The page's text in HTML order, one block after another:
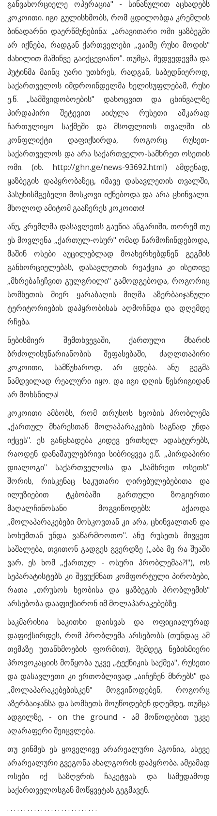
განვახორციელე ოპერაცია" - სინანულით აცხადებს
კოკოითი. იგი გულისხმობს, რომ ცდილობდა კრემლის
ბინადარნი დაერწმუნებინა: „არავითარი ომი ყაზბეგში
არ იქნება, რადგან ქართველები „ვაიმე რუსი მოდის"
ძახილით მაშინვე გაიქცევიანო". თუმცა, მედვედევმა და
პუტინმა მაინც უარი უთხრეს, რადგან, საბედნიეროდ,
საქართველოს იმდროინდელმა ხელისუფლებამ, რუსი
ე.წ. „სამშვიდობოების" დახოცვით და ცხინვალზე
პირდაპირი შეტევით აიძულა რუსეთი აშკარად
ჩართულიყო საქმეში და მსოფლიოს თვალში ის
კონფლიქტი დაფიქსირდა, როგორც რუსეთ-
საქართველოს და არა საქართველო-სამხრეთ ოსეთის
ომი. (იხ. http://ghn.ge/news-93692.html) ამდენად,
ყაზბეგის დაპყრობაზეც, იმავე დასავლეთის თვალში,
პასუხისმგებელი მოსკოვი იქნებოდა და არა ცხინვალი.
მხოლოდ ამიტომ გააჩერეს კოკოითი!
ანუ, კრემლმა დასავლეთს გაუწია ანგარიში, თორემ თუ
ეს მოვლენა „ქართულ-ოსურ" ომად წარმოჩინდებოდა,
მაშინ ოსები აუცილებლად მოახერხებდნენ გეგმის
განხორციელებას, დასავლეთის რეაქცია კი ისეთივე
„მხრებაჩეჩვით გულგრილი" გამოდგებოდა, როგორიც
სომხეთის მიერ ყარაბაღის მიღმა აზერბაიჯანული
ტერიტორიების დაპყრობისას აღმოჩნდა და დღემდე
რჩება.
ნებისმიერ შემთხვევაში, ქართული მხარის
ბრძოლისუნარიანობის შეფასებაში, ძაღლთაპირი
კოკოითი, სამწუხაროდ, არ ცდება. ანუ გეგმა
ნამდვილად რეალური იყო. და იგი დღის წესრიგიდან
არ მოხსნილა!
კოკოითი ამბობს, რომ თრუსოს ხეობის პრობლემა
„ქართულ მხარესთან მოლაპარაკების საგნად უნდა
იქცეს". ეს განცხადება კიდევ ერთხელ ადასტურებს,
რაოდენ დანაშაულებრივი სიბრიყვეა ე.წ. „პირდაპირი
დიალოგი" საქართველოსა და „სამხრეთ ოსეთს"
შორის, რისკენაც საკუთარი ღირებულებებითა და
ილუზიებით ტკბობაში გართული ზოგიერთი
მაღალჩინოსანი მოგვიწოდებს: აქაოდა
„მოლაპარაკებები მოსკოვთან კი არა, ცხინვალთან და
სოხუმთან უნდა ვაწარმოოთო". ანუ რუსეთს მივცეთ
საშალება, თვითონ გადგეს გვერდზე („აბა მე რა შუაში
ვარ, ეს ხომ „ქართულ - ოსური პრობლემაა?!"), ოს
სეპარატისტებს კი შევუქმნათ კომფორტული პირობები,
რათა „თრუსოს ხეობისა და ყაზბეგის პრობლემის"
არსებობა დააფიქსირონ იმ მოლაპარაკებებზე.
საკმარისია საკითხი დაისვას და ოფიციალურად
დაფიქსირდეს, რომ პრობლემა არსებობს (თუნდაც ამ
თემაზე უთანხმოების ფორმით), შემდეგ ნებისმიერი
პროვოკაციის მოწყობა უკვე „ტექნიკის საქმეა", რუსეთი
და დასავლეთი კი ერთობლივად „აიჩეჩენ მხრებს" და
„მოლაპარაკებებისკენ" მოგვიწოდებენ, როგორც
აზერბაიჯანსა და სომხეთს მოუწოდებენ დღემდე, თუმცა
ადგილზე, - on the ground - ამ მოწოდებით უკვე
აღარაფერი შეიცვლება.
თუ ვინმეს ეს ყოველივე არარეალური ჰგონია, ასევე
არარეალური გვეგონა ახალგორის დაპყრობა. ამჟამად
ოსები იქ საზღვრის ჩაკეტვას და სამუდამოდ
საქართველოსგან მოწყვეტას გეგმავენ.
. . . . . . . . . . . . . . . . . . . . . . . . . . .